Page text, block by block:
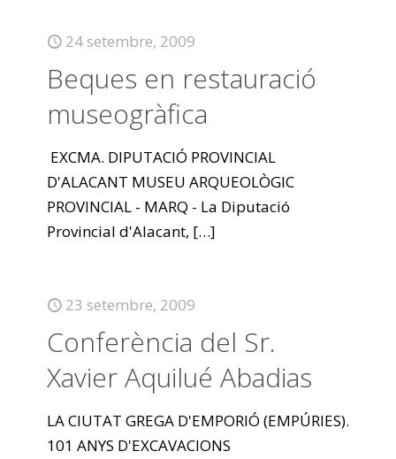
24 setembre, 2009
Beques en restauració
museogràfica
EXCMA. DIPUTACIÓ PROVINCIAL
D'ALACANT MUSEU ARQUEOLÒGIC
PROVINCIAL - MARQ - La Diputació
Provincial d'Alacant, […]
23 setembre, 2009
Conferència del Sr.
Xavier Aquilué Abadias
LA CIUTAT GREGA D'EMPORIÓ (EMPÚRIES).
101 ANYS D'EXCAVACIONS